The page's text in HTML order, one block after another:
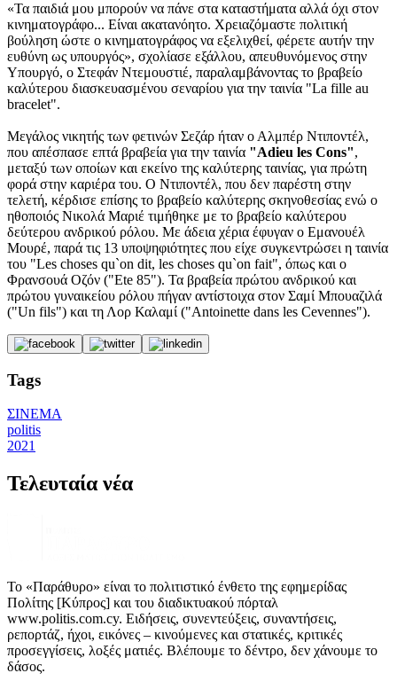
«Τα παιδιά μου μπορούν να πάνε στα καταστήματα αλλά όχι στον
κινηματογράφο... Είναι ακατανόητο. Χρειαζόμαστε πολιτική
βούληση ώστε ο κινηματογράφος να εξελιχθεί, φέρετε αυτήν την
ευθύνη ως υπουργός», σχολίασε εξάλλου, απευθυνόμενος στην
Υπουργό, ο Στεφάν Ντεμουστιέ, παραλαμβάνοντας το βραβείο
καλύτερου διασκευασμένου σεναρίου για την ταινία "La fille au
bracelet".
Μεγάλος νικητής των φετινών Σεζάρ ήταν ο Αλμπέρ Ντιποντέλ,
που απέσπασε επτά βραβεία για την ταινία "Adieu les Cons",
μεταξύ των οποίων και εκείνο της καλύτερης ταινίας, για πρώτη
φορά στην καριέρα του. Ο Ντιποντέλ, που δεν παρέστη στην
τελετή, κέρδισε επίσης το βραβείο καλύτερης σκηνοθεσίας ενώ ο
ηθοποιός Νικολά Μαριέ τιμήθηκε με το βραβείο καλύτερου
δεύτερου ανδρικού ρόλου. Με άδεια χέρια έφυγαν ο Εμανουέλ
Μουρέ, παρά τις 13 υποψηφιότητες που είχε συγκεντρώσει η ταινία
του "Les choses qu`on dit, les choses qu`on fait", όπως και ο
Φρανσουά Οζόν ("Ete 85"). Τα βραβεία πρώτου ανδρικού και
πρώτου γυναικείου ρόλου πήγαν αντίστοιχα στον Σαμί Μπουαζιλά
("Un fils") και τη Λορ Καλαμί ("Antoinette dans les Cevennes").
Tags
ΣΙΝΕΜΑ
politis
2021
Τελευταία νέα
Το «Παράθυρο» είναι το πολιτιστικό ένθετο της εφημερίδας
Πολίτης [Κύπρος] και του διαδικτυακού πόρταλ
www.politis.com.cy. Ειδήσεις, συνεντεύξεις, συναντήσεις,
ρεπορτάζ, ήχοι, εικόνες – κινούμενες και στατικές, κριτικές
προσεγγίσεις, λοξές ματιές. Βλέπουμε το δέντρο, δεν χάνουμε το
δάσος.